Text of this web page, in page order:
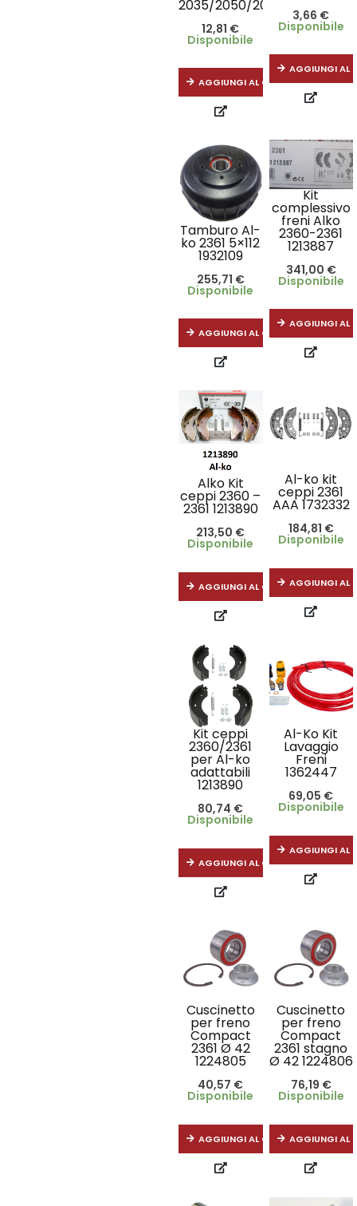
2035/2050/2051/2350/
12,81 €
Disponibile
AGGIUNGI AL CARRELLO
3,66 €
Disponibile
AGGIUNGI AL
Tamburo Al-
ko 2361 5×112
1932109
255,71 €
Disponibile
AGGIUNGI AL CARRELLO
Kit
complessivo
freni Alko
2360-2361
1213887
341,00 €
Disponibile
AGGIUNGI AL
Alko Kit
ceppi 2360 –
2361 1213890
213,50 €
Disponibile
AGGIUNGI AL CARRELLO
Al-ko kit
ceppi 2361
AAA 1732332
184,81 €
Disponibile
AGGIUNGI AL
Kit ceppi
2360/2361
per Al-ko
adattabili
1213890
80,74 €
Disponibile
AGGIUNGI AL CARRELLO
Al-Ko Kit
Lavaggio
Freni
1362447
69,05 €
Disponibile
AGGIUNGI AL
Cuscinetto
per freno
Compact
2361 Ø 42
1224805
40,57 €
Disponibile
AGGIUNGI AL CARRELLO
Cuscinetto
per freno
Compact
2361 stagno
Ø 42 1224806
76,19 €
Disponibile
AGGIUNGI AL